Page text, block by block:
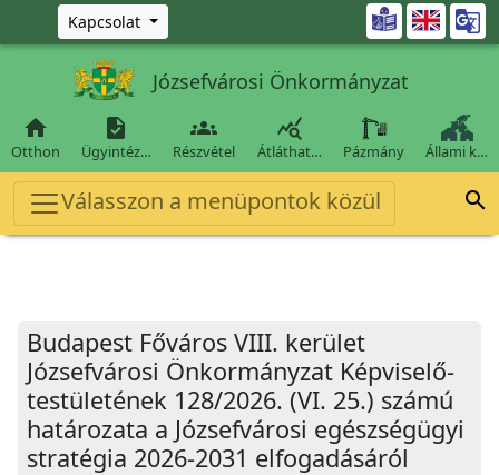
Ugrás a fő tartalomra
Kapcsolat 
Józsefvárosi Önkormányzat

Otthon

Ügyintéz…

Részvétel

Átláthat… Pázmány Állami k…
Válasszon a menüpontok közül 
Budapest Főváros VIII. kerület
Józsefvárosi Önkormányzat Képviselő-
testületének 128/2026. (VI. 25.) számú
határozata a Józsefvárosi egészségügyi
stratégia 2026-2031 elfogadásáról